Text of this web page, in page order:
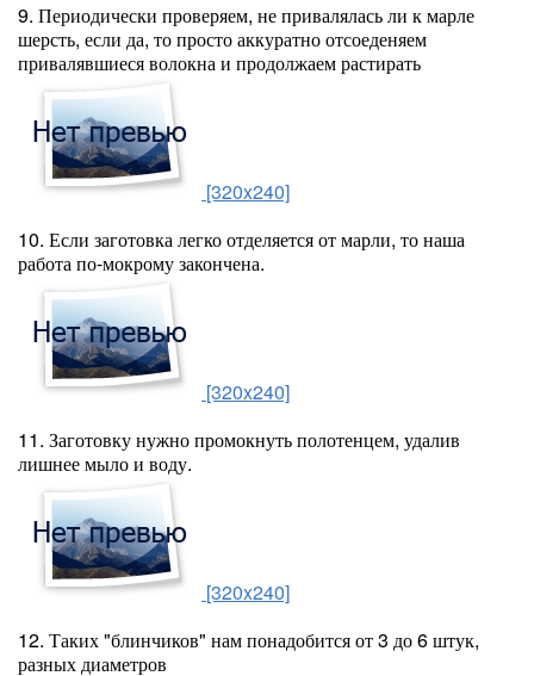
9. Периодически проверяем, не привалялась ли к марле
шерсть, если да, то просто аккуратно отсоеденяем
привалявшиеся волокна и продолжаем растирать
[320x240]
10. Если заготовка легко отделяется от марли, то наша
работа по-мокрому закончена.
[320x240]
11. Заготовку нужно промокнуть полотенцем, удалив
лишнее мыло и воду.
[320x240]
12. Таких "блинчиков" нам понадобится от 3 до 6 штук,
разных диаметров